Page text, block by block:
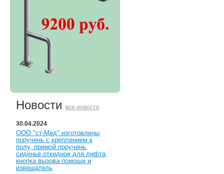
Новости все новости
30.04.2024
ООО "ст-Мед" изготовлены
поручень с креплением к
полу, прямой поручень,
сиденье откидное для лифта,
кнопка вызова помощи и
извещатель